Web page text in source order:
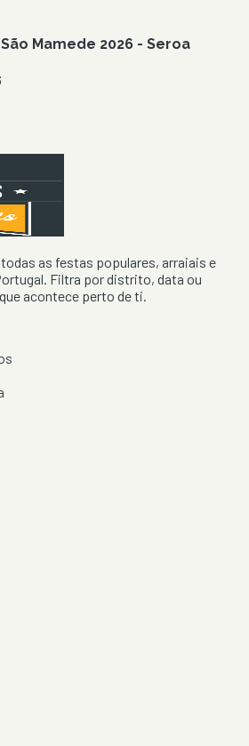
Mamede 2026 - Seroa
as festas populares, arraiais e
Filtra por distrito, data ou
acontece perto de ti.